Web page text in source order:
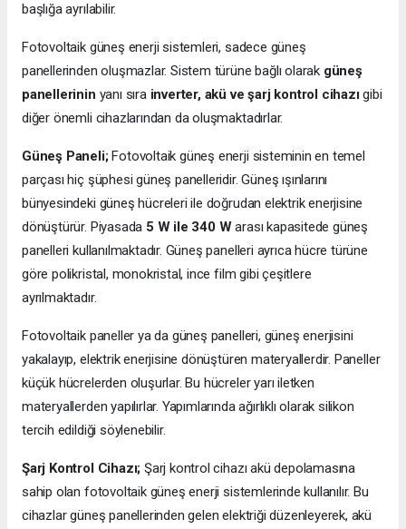
başlığa ayrılabilir.
Fotovoltaik güneş enerji sistemleri, sadece güneş
panellerinden oluşmazlar. Sistem türüne bağlı olarak güneş
panellerinin yanı sıra inverter, akü ve şarj kontrol cihazıgibi
diğer önemli cihazlarından da oluşmaktadırlar.
Güneş Paneli;Fotovoltaik güneş enerji sisteminin en temel
parçası hiç şüphesi güneş panelleridir. Güneş ışınlarını
bünyesindeki güneş hücreleri ile doğrudan elektrik enerjisine
dönüştürür. Piyasada 5 W ile 340 Warası kapasitede güneş
panelleri kullanılmaktadır. Güneş panelleri ayrıca hücre türüne
göre polikristal, monokristal, ince film gibi çeşitlere
ayrılmaktadır.
Fotovoltaik paneller ya da güneş panelleri, güneş enerjisini
yakalayıp, elektrik enerjisine dönüştüren materyallerdir. Paneller
küçük hücrelerden oluşurlar. Bu hücreler yarı iletken
materyallerden yapılırlar. Yapımlarında ağırlıklı olarak silikon
tercih edildiği söylenebilir.
Şarj Kontrol Cihazı; Şarj kontrol cihazı akü depolamasına
sahip olan fotovoltaik güneş enerji sistemlerinde kullanılır. Bu
cihazlar güneş panellerinden gelen elektriği düzenleyerek, akü